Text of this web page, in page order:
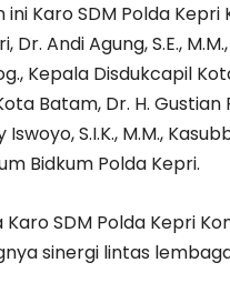
Karo SDM Polda Kepri
Dr. Andi Agung, S.E.,
Kepala Disdukcapil
Batam, Dr. H. Gustian
Iswoyo, S.I.K., M.M.,
Bidkum Polda Kepri.
SDM Polda Kepri
sinergi lintas